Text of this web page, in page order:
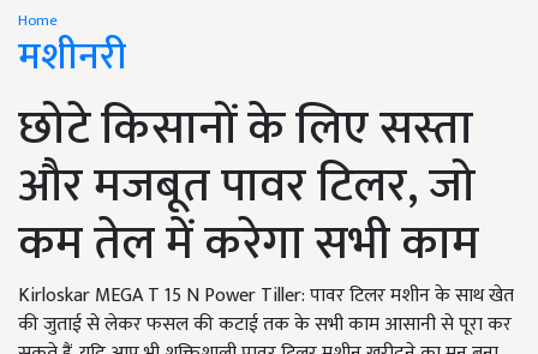
Home
मशीनरी
छोटे किसानों के लिए सस्ता
और मजबूत पावर टिलर, जो
कम तेल में करेगा सभी काम
Kirloskar MEGA T 15 N Power Tiller: पावर टिलर मशीन के साथ खेत
की जुताई से लेकर फसल की कटाई तक के सभी काम आसानी से पूरा कर